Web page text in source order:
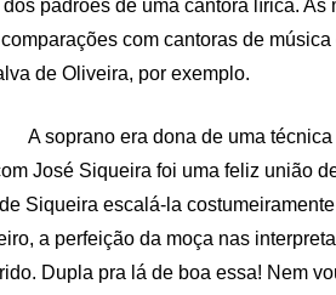
padrões de uma cantora lírica.
com cantoras de
de Oliveira, por exemplo.
A soprano era dona de uma
José Siqueira foi uma feliz união
Siqueira escalá-la
a perfeição da moça nas
Dupla pra lá de boa essa! Nem